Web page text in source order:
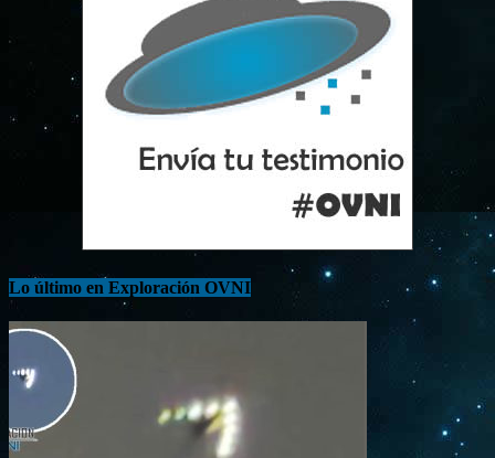
Lo último en Exploración OVNI